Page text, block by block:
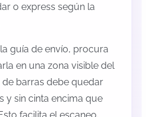
o express según la
guía de envío, procura
en una zona visible del
barras debe quedar
y sin cinta encima que